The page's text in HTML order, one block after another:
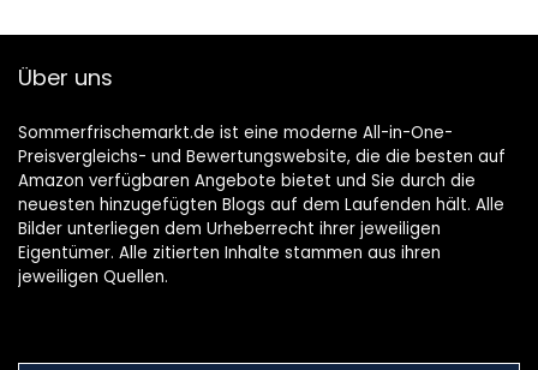
Flasche
weihnachtsdeko
Dekoration
Lieferungen
Über uns
Sommerfrischemarkt.de ist eine moderne All-in-One-
Preisvergleichs- und Bewertungswebsite, die die besten auf
Amazon verfügbaren Angebote bietet und Sie durch die
neuesten hinzugefügten Blogs auf dem Laufenden hält. Alle
Bilder unterliegen dem Urheberrecht ihrer jeweiligen
Eigentümer. Alle zitierten Inhalte stammen aus ihren
jeweiligen Quellen.